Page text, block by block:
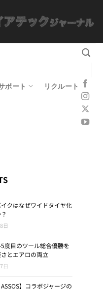
ポート リクルート
クはなぜワイドタイヤ化
日
度目のツール総合優勝を
とエアロの両立
日
ASSOS】コラボジャージの